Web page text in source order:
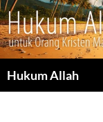
Hukum Allah